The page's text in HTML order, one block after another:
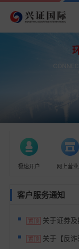
极速开户 网上营
客户服务通知
置顶 关于证券
置顶 关于【反